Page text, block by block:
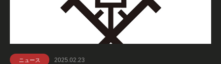
ニュース 2025.02.23